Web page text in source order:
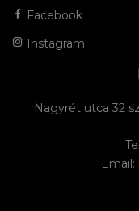
Facebook
Instagram
Nagyrét utca 32
Email: